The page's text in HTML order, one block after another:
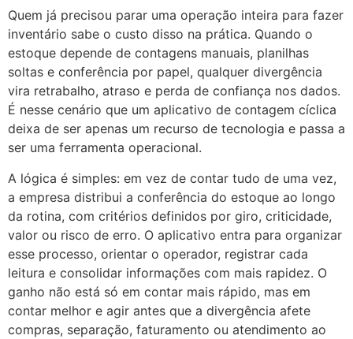
Quem já precisou parar uma operação inteira para fazer
inventário sabe o custo disso na prática. Quando o
estoque depende de contagens manuais, planilhas
soltas e conferência por papel, qualquer divergência
vira retrabalho, atraso e perda de confiança nos dados.
É nesse cenário que um aplicativo de contagem cíclica
deixa de ser apenas um recurso de tecnologia e passa a
ser uma ferramenta operacional.
A lógica é simples: em vez de contar tudo de uma vez,
a empresa distribui a conferência do estoque ao longo
da rotina, com critérios definidos por giro, criticidade,
valor ou risco de erro. O aplicativo entra para organizar
esse processo, orientar o operador, registrar cada
leitura e consolidar informações com mais rapidez. O
ganho não está só em contar mais rápido, mas em
contar melhor e agir antes que a divergência afete
compras, separação, faturamento ou atendimento ao